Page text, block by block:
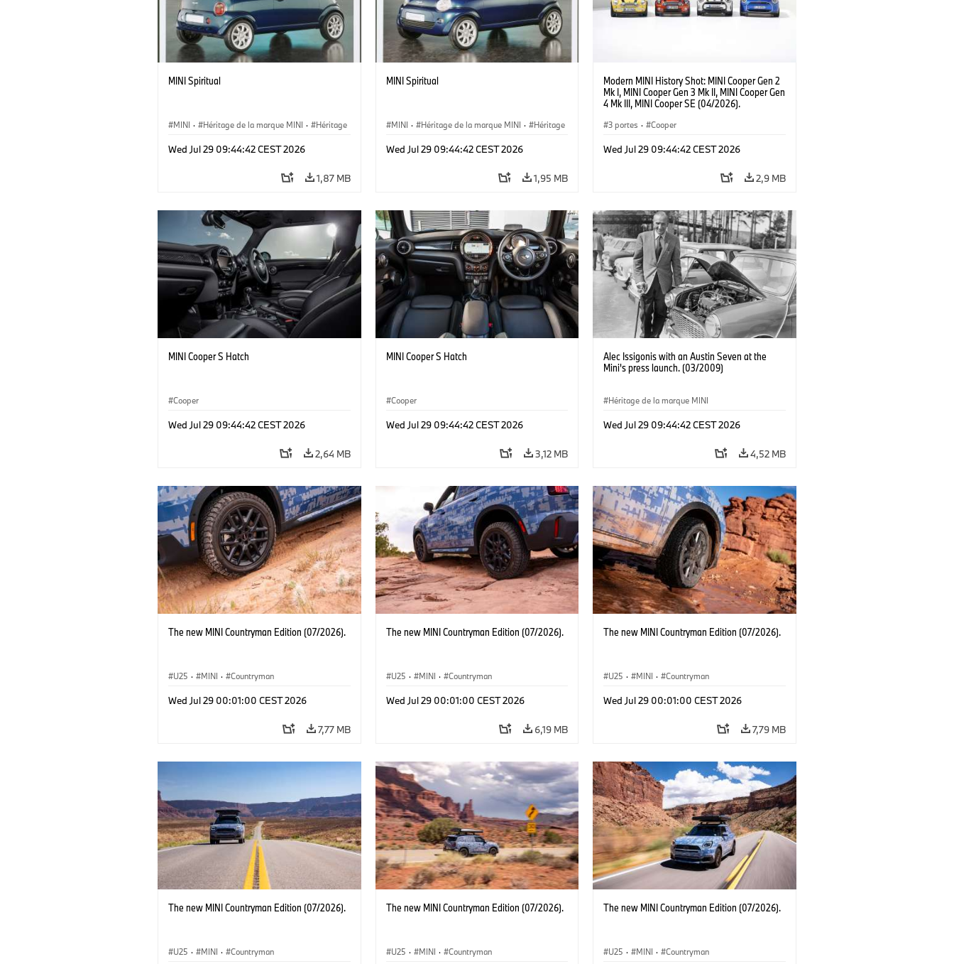
MINI Spiritual
MINI · Héritage de la marque MINI ·
Héritage
Wed Jul 29 09:44:42 CEST 2026
1,87 MB
MINI Spiritual
MINI · Héritage de la marque MINI ·
Héritage
Wed Jul 29 09:44:42 CEST 2026
1,95 MB
Modern MINI History Shot: MINI Cooper Gen 2
Mk I, MINI Cooper Gen 3 Mk II, MINI Cooper Gen
4 Mk III, MINI Cooper SE (04/2026).
3 portes · Cooper
Wed Jul 29 09:44:42 CEST 2026
2,9 MB
MINI Cooper S Hatch
Cooper
Wed Jul 29 09:44:42 CEST 2026
2,64 MB
MINI Cooper S Hatch
Cooper
Wed Jul 29 09:44:42 CEST 2026
3,12 MB
Alec Issigonis with an Austin Seven at the
Mini's press launch. (03/2009)
Héritage de la marque MINI
Wed Jul 29 09:44:42 CEST 2026
4,52 MB
The new MINI Countryman Edition (07/2026).
U25 · MINI · Countryman
Wed Jul 29 00:01:00 CEST 2026
7,77 MB
The new MINI Countryman Edition (07/2026).
U25 · MINI · Countryman
Wed Jul 29 00:01:00 CEST 2026
6,19 MB
The new MINI Countryman Edition (07/2026).
U25 · MINI · Countryman
Wed Jul 29 00:01:00 CEST 2026
7,79 MB
The new MINI Countryman Edition (07/2026).
U25 · MINI · Countryman
The new MINI Countryman Edition (07/2026).
U25 · MINI · Countryman
The new MINI Countryman Edition (07/2026).
U25 · MINI · Countryman